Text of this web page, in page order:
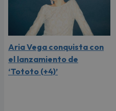
Aria Vega conquista con
el lanzamiento de
‘Tototo (+4)’